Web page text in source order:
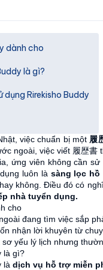
dành cho
là gì?
dụng Rirekisho Buddy
việc chuẩn bị một 履
ngoài, việc viết 履歴書
ứng viên không cần
luôn là sàng lọc
không. Điều đó có
nhà tuyển dụng.
cho
đang tìm việc sắp
nhận lời khuyên từ
yếu lý lịch nhưng
là gì?
làdịch vụ hỗ trợ miễn